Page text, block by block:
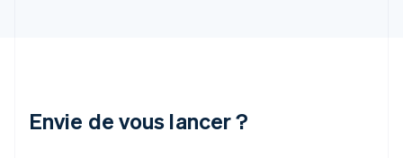
Envie de vous lancer ?
Japon